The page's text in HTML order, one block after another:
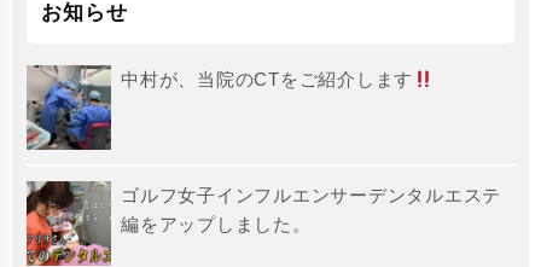
お知らせ
中村が、当院のCTをご紹介します
ゴルフ女子インフルエンサーデンタルエステ
編をアップしました。